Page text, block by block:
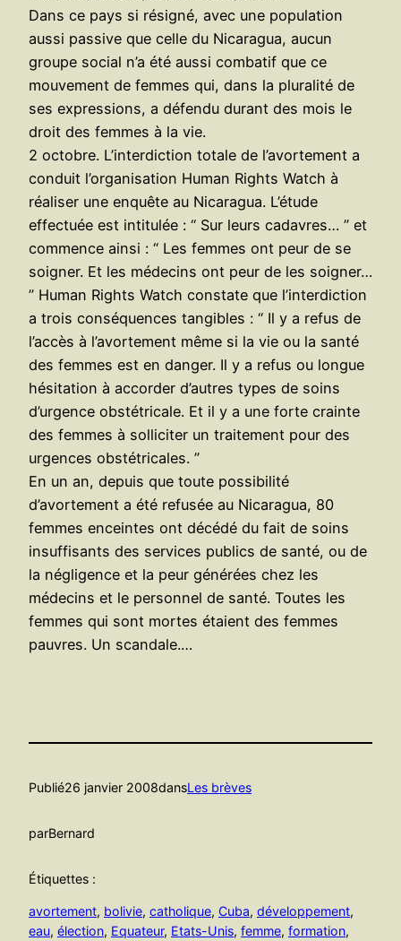
Dans ce pays si résigné, avec une population
aussi passive que celle du Nicaragua, aucun
groupe social n’a été aussi combatif que ce
mouvement de femmes qui, dans la pluralité de
ses expressions, a défendu durant des mois le
droit des femmes à la vie.
2 octobre. L’interdiction totale de l’avortement a
conduit l’organisation Human Rights Watch à
réaliser une enquête au Nicaragua. L’étude
effectuée est intitulée : “ Sur leurs cadavres… ” et
commence ainsi : “ Les femmes ont peur de se
soigner. Et les médecins ont peur de les soigner…
” Human Rights Watch constate que l’interdiction
a trois conséquences tangibles : “ Il y a refus de
l’accès à l’avortement même si la vie ou la santé
des femmes est en danger. Il y a refus ou longue
hésitation à accorder d’autres types de soins
d’urgence obstétricale. Et il y a une forte crainte
des femmes à solliciter un traitement pour des
urgences obstétricales. ”
En un an, depuis que toute possibilité
d’avortement a été refusée au Nicaragua, 80
femmes enceintes ont décédé du fait de soins
insuffisants des services publics de santé, ou de
la négligence et la peur générées chez les
médecins et le personnel de santé. Toutes les
femmes qui sont mortes étaient des femmes
pauvres. Un scandale.…
Publié26 janvier 2008dansLes brèves
parBernard
Étiquettes :
avortement, bolivie, catholique, Cuba, développement
eau, élection, Equateur, Etats-Unis, femme, formation